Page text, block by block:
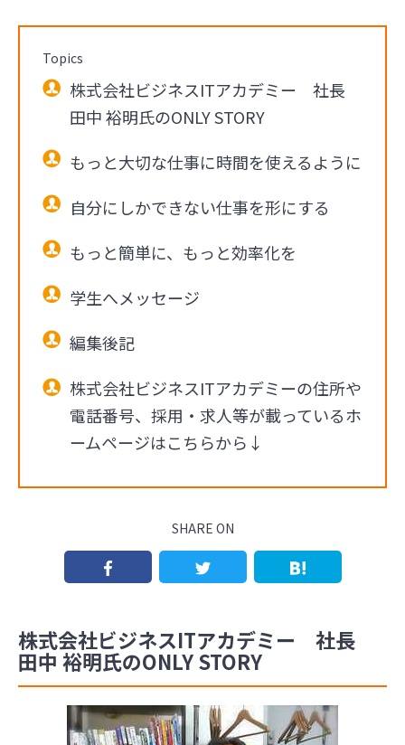
Topics
株式会社ビジネスITアカデミー 社長
田中 裕明氏のONLY STORY
もっと大切な仕事に時間を使えるように
自分にしかできない仕事を形にする
もっと簡単に、もっと効率化を
学生へメッセージ
編集後記
株式会社ビジネスITアカデミーの住所や
電話番号、採用・求人等が載っているホ
ームページはこちらから↓
SHARE ON
株式会社ビジネスITアカデミー 社長
田中 裕明氏のONLY STORY